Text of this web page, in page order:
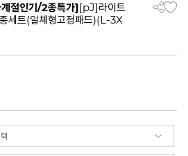
절인기/2종특가][pJ]라이트
세트(일체형고정패드)(L-3X